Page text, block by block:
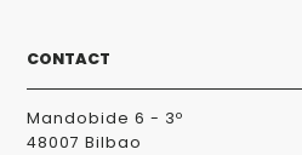
CONTACT
Mandobide 6 - 3º
48007 Bilbao